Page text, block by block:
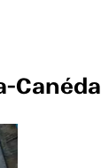
Canéda